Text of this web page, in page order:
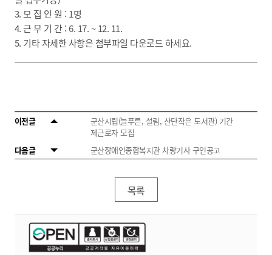
3. 모 집 인 원 : 1명
4. 근 무 기 간 : 6. 17. ~ 12. 11.
5. 기타 자세한 사항은 첨부파일 다운로드 하세요.
이전글
군산시립(늘푸른, 설림, 산단작은 도서관) 기간
제근로자 모집
다음글
군산장애인종합복지관 차량기사 구인공고
목록